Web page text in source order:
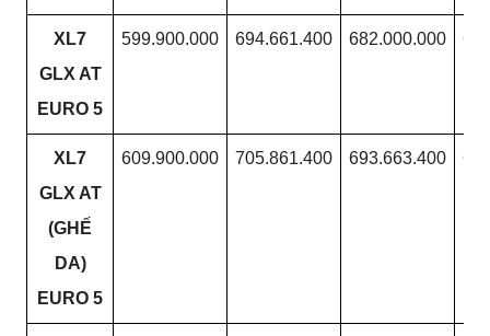
XL7
GLX AT
EURO 5
599.900.000 694.661.400 682.000.000
XL7
GLX AT
(GHẾ
DA)
EURO 5
609.900.000 705.861.400 693.663.400